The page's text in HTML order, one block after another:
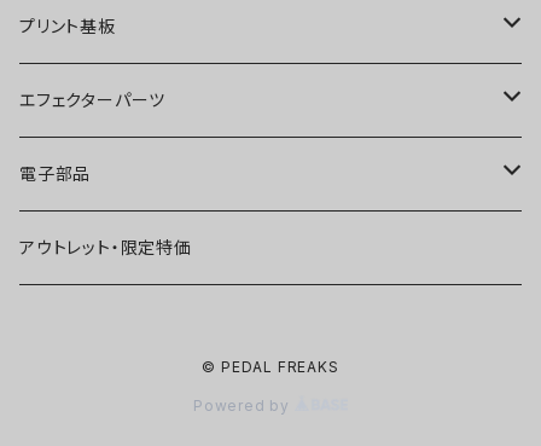
ディストーション
ファズ
プリアンプ
空間系
オーバードライブ
ディストーション
ファズ
空間系
ブースター
オーバードライブ
ディストーション
ファズ
プリント基板
オーバードライブ
ディストーション
ファズ
エフェクターパーツ
スイッチ
ジャック
電子部品
IC
アウトレット・限定特価
© PEDAL FREAKS
Powered by